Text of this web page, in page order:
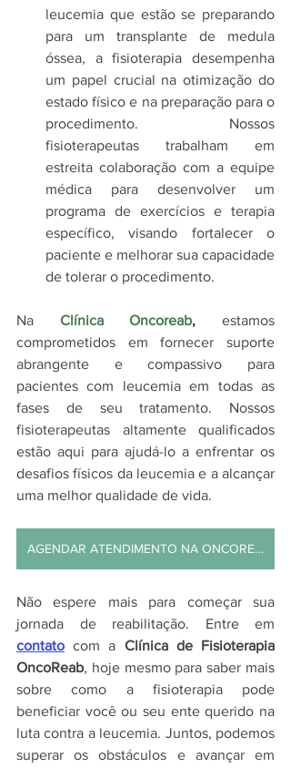
leucemia que estão se preparando
para um transplante de medula
óssea, a fisioterapia desempenha
um papel crucial na otimização do
estado físico e na preparação para o
procedimento. Nossos
fisioterapeutas trabalham em
estreita colaboração com a equipe
médica para desenvolver um
programa de exercícios e terapia
específico, visando fortalecer o
paciente e melhorar sua capacidade
de tolerar o procedimento.
Na Clínica Oncoreab, estamos
comprometidos em fornecer suporte
abrangente e compassivo para
pacientes com leucemia em todas as
fases de seu tratamento. Nossos
fisioterapeutas altamente qualificados
estão aqui para ajudá-lo a enfrentar os
desafios físicos da leucemia e a alcançar
uma melhor qualidade de vida.
AGENDAR ATENDIMENTO NA ONCOREAB
Não espere mais para começar sua
contato com a Clínica de Fisioterapia
OncoReab, hoje mesmo para saber mais
sobre como a fisioterapia pode
beneficiar você ou seu ente querido na
luta contra a leucemia. Juntos, podemos
superar os obstáculos e avançar em